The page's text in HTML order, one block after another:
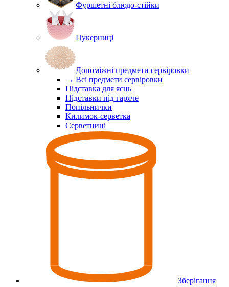
Фуршетні блюдо-стійки
Цукерниці
Допоміжні предмети сервіровки
→ Всі предмети сервіровки
Підставка для яєць
Підставки під гаряче
Попільнички
Килимок-серветка
Серветниці
Зберігання